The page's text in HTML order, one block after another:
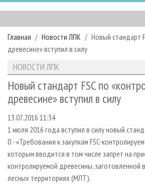
ГЛАВНАЯ
РУБРИКИ И ТЕМЫ
РУБРИКИ ЖУРНАЛА
ЛЕСОЗАГОТОВКА
ЛЕСОПИЛЕНИЕ
СУШКА ДРЕВЕСИНЫ
ПРОИЗВОДСТВО ДРЕВЕСНЫХ ПЛИТ
ДЕРЕВЯННОЕ ДОМОСТРОЕНИЕ
ПРОИЗВОДСТВО МЕБЕЛИ
НОВОСТИ
НОВОСТИ ЛПК
НОВОСТИ ЖУРНАЛА
ПРОЕКТЫ ЛПИ
АНАЛИТИКА
ПРЕДПРИЯТИЯ ЛПК
ПЕРСОНЫ
МОБИЛЬНЫЕ ВЫСТАВКИ
ОФИЦИАЛЬНЫЕ ДЕЛЕГАЦИИ
ПРИОРИТЕТНЫЕ ИНВЕСТПРОЕКТЫ
АРХИВ
АРХИВ ЖУРНАЛОВ
СТАТЬИ
О ЖУРНАЛЕ
ПОДПИСКА
КОНТАКТЫ
РЕКЛАМОДАТЕЛЯМ
РЕКЛАМА
РЕКЛАМА НА САЙТЕ
Главная Новости ЛПК
Новый стандарт
древесине» вступил в силу
НОВОСТИ ЛПК
Новый стандарт FSC по
древесине» вступил в силу
13.07.2016 11:34
1 июля 2016 года вступил в силу новый
0 - «Требования к закупкам FSC-
которым вводится в том числе запрет на
контролируемой древесины, заготовленной
лесных территориях (МЛТ).